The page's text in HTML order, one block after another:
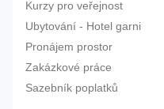
Kurzy pro veřejnost
Ubytování - Hotel garni
Pronájem prostor
Zakázkové práce
Sazebník poplatků